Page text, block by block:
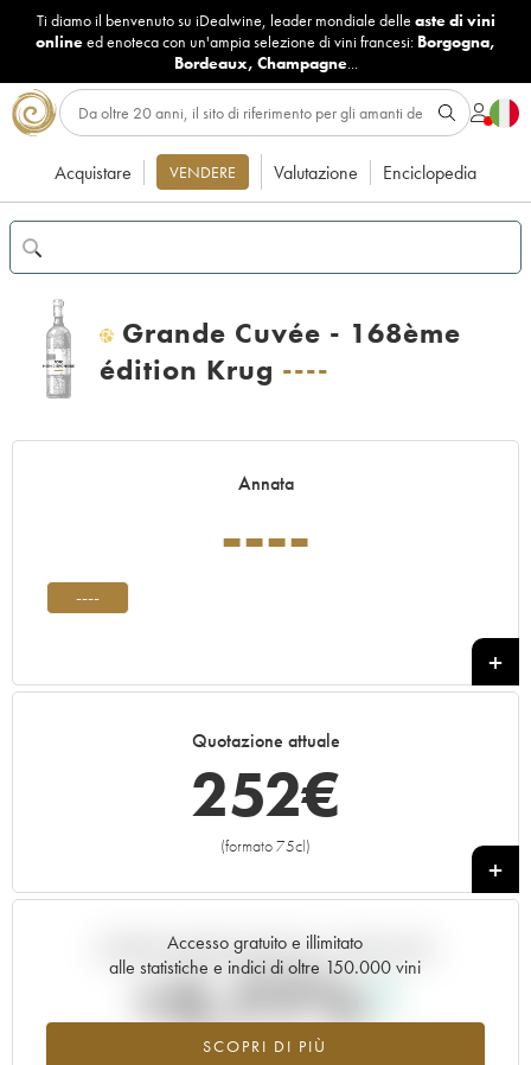
Ti diamo il benvenuto su iDealwine, leader mondiale delle aste di vini
onlineed enoteca con un'ampia selezione di vini francesi: Borgogna,
Bordeaux, Champagne...
Acquistare VENDERE Valutazione Enciclopedia
H
Grande Cuvée - 168ème
édition Krug ----
Annata
----
----
Quotazione attuale
252€
(formato 75cl)
+
Accesso gratuito e illimitato
alle statistiche e indici di oltre 150.000 vini
SCOPRI DI PIÙ
Andamento della quotazione in tempo reale
+5.77%
Valore in aumento per l'annata ---- nel 2026 rispetto al 2025